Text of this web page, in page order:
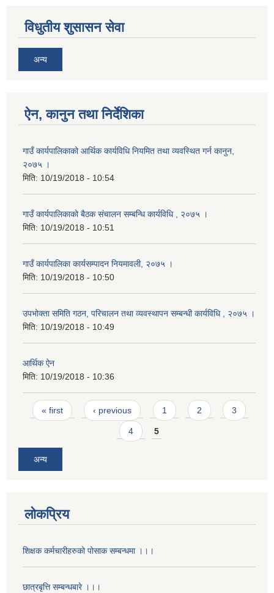
विधुतीय शुसासन सेवा
अन्य
ऐन, कानुन तथा निर्देशिका
गाउँ कार्यपालिकाको आर्थिक कार्यविधि नियमित तथा व्यवस्थित गर्न कानुन,
२०७५ ।
मिति: 10/19/2018 - 10:54
गाउँ कार्यपालिकाको बैठक संचालन सम्बन्धि कार्यविधि , २०७५ ।
मिति: 10/19/2018 - 10:51
गाउँ कार्यपालिका कार्यसम्पादन नियमावली, २०७५ ।
मिति: 10/19/2018 - 10:50
उपभोक्ता समिति गठन, परिचालन तथा व्यवस्थापन सम्बन्धी कार्यविधि , २०७५ ।
मिति: 10/19/2018 - 10:49
आर्थिक ऐन
मिति: 10/19/2018 - 10:36
Pages
« first ‹ previous 1 2 3
4 5
अन्य
लोकप्रिय
शिक्षक कर्मचारीहरुको पोसाक सम्बन्धमा ।।।
छात्रबृत्ति सम्बन्धबारे ।।।